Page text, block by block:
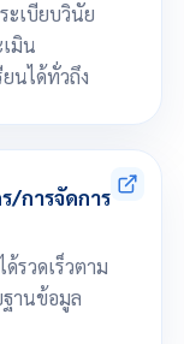
ะเบียบวินัย
มิน
นได้ทั่วถึง
/การจัดการ
รวดเร็วตาม
ฐานข้อมูล